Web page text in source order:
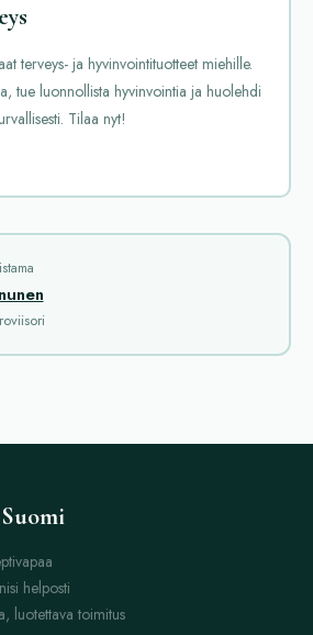
terveys- ja hyvinvointituotteet miehille.
tue luonnollista hyvinvointia ja huolehdi
Tilaa nyt!
lääkkeet ovat suosittuja ja tärkeitä
jotka löytyvät verkkokauppamme
esiaste, joka tukee luonnollista
auttaa mieshormonin tuotannossa ja
energiaa ja seksuaalista halua. Sopii
hankaluudet vähenevät.
vaikutusta kasvaimessa.
joka hidastaa taudin etenemistä.
helposti
luotettava toimitus